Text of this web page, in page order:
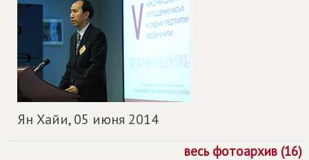
Ян Хайи,05 июня 2014
весь фотоархив (16)